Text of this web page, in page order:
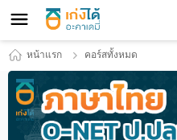
หน้าแรก คอร์สทั้งหมด